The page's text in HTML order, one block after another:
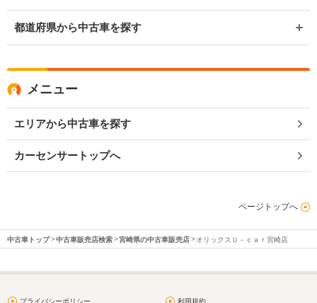
都道府県から中古車を探す
メニュー
エリアから中古車を探す
カーセンサートップへ
ページトップへ
中古車トップ 中古車販売店検索 宮崎県の中古車販売店 オリックスＵ－ｃａｒ宮崎店
プライバシーポリシー 利用規約